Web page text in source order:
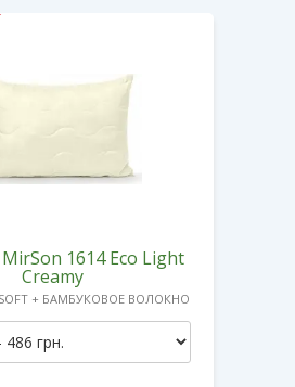
1614 Eco Light
Creamy
+ БАМБУКОВОЕ ВОЛОКНО